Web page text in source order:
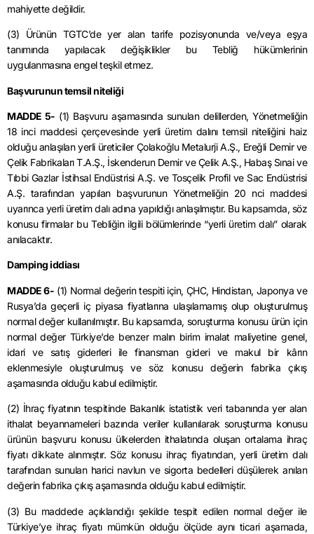
mahiyette değildir.
(3) Ürünün TGTC’de yer alan tarife pozisyonunda ve/veya eşya
tanımında yapılacak değişiklikler bu Tebliğ hükümlerinin
uygulanmasına engel teşkil etmez.
Başvurunun temsil niteliği
MADDE 5- (1) Başvuru aşamasında sunulan delillerden, Yönetmeliğin
18 inci maddesi çerçevesinde yerli üretim dalını temsil niteliğini haiz
olduğu anlaşılan yerli üreticiler Çolakoğlu Metalurji A.Ş., Ereğli Demir ve
Çelik Fabrikaları T.A.Ş., İskenderun Demir ve Çelik A.Ş., Habaş Sınai ve
Tıbbi Gazlar İstihsal Endüstrisi A.Ş. ve Tosçelik Profil ve Sac Endüstrisi
A.Ş. tarafından yapılan başvurunun Yönetmeliğin 20 nci maddesi
uyarınca yerli üretim dalı adına yapıldığı anlaşılmıştır. Bu kapsamda, söz
konusu firmalar bu Tebliğin ilgili bölümlerinde “yerli üretim dalı” olarak
anılacaktır.
Damping iddiası
MADDE 6- (1) Normal değerin tespiti için, ÇHC, Hindistan, Japonya ve
Rusya’da geçerli iç piyasa fiyatlarına ulaşılamamış olup oluşturulmuş
normal değer kullanılmıştır. Bu kapsamda, soruşturma konusu ürün için
normal değer Türkiye’de benzer malın birim imalat maliyetine genel,
idari ve satış giderleri ile finansman gideri ve makul bir kârın
eklenmesiyle oluşturulmuş ve söz konusu değerin fabrika çıkış
aşamasında olduğu kabul edilmiştir.
(2) İhraç fiyatının tespitinde Bakanlık istatistik veri tabanında yer alan
ithalat beyannameleri bazında veriler kullanılarak soruşturma konusu
ürünün başvuru konusu ülkelerden ithalatında oluşan ortalama ihraç
fiyatı dikkate alınmıştır. Söz konusu ihraç fiyatından, yerli üretim dalı
tarafından sunulan harici navlun ve sigorta bedelleri düşülerek anılan
değerin fabrika çıkış aşamasında olduğu kabul edilmiştir.
(3) Bu maddede açıklandığı şekilde tespit edilen normal değer ile
Türkiye’ye ihraç fiyatı mümkün olduğu ölçüde aynı ticari aşamada,